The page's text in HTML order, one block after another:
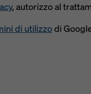
, autorizzo al
di utilizzodi